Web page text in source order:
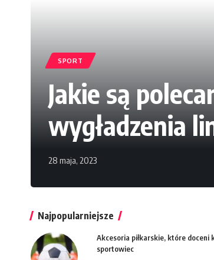
SPORT
Jakie są
wygładzenia
28 maja, 2023
Najpopularniejsze
Akcesoria piłkarskie, które doceni
sportowiec